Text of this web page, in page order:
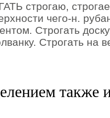
строгаю,
чего-н.
Строгать
Строгать на
также